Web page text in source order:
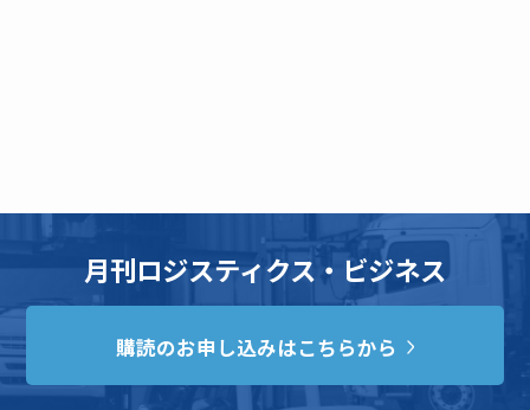
月刊ロジスティクス・ビジネス
購読のお申し込みはこちらから